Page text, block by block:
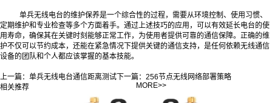
单兵无线电台的维护保养是一个综合性的过程，需要从环境控制、使用习惯、
定期维护和专业检查等多个方面着手。通过上述技巧的应用，可以有效延长电台的使
用寿命，确保其在关键时刻能够正常工作，为使用者提供可靠的通信保障。正确的维
护不仅可以节约成本，还能在紧急情况下提供关键的通信支持，是任何依赖无线通信
设备的团队和个人都应该掌握的基本技能。
上一篇： 单兵无线电台通信距离测试下一篇： 256节点无线网络部署策略
相关推荐
MORE>>